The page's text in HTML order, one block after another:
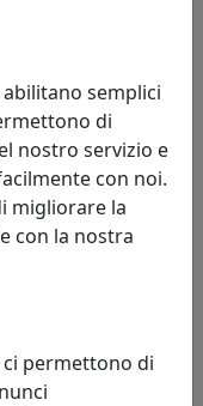
795,00 €
semplici
di
nostro servizio e
con noi.
migliorare la
con la nostra
permettono di